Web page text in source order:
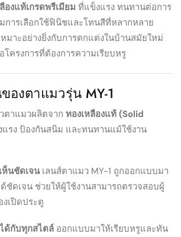
องแท้เกรดพรีเมียม ที่แข็งแรง ทนทานต่อการ
การเลือกใช้ฟินิชและโทนสีที่หลากหลาย
มาะอย่างยิ่งกับการตกแต่งในบ้านสมัยใหม่
โครงการที่ต้องการความเรียบหรู
งตาแมวรุ่น MY-1
ตาแมวผลิตจาก ทองเหลืองแท้ (Solid
รง ป้องกันสนิม และทนทานแม้ใช้งาน
ห็นชัดเจนเลนส์ตาแมว MY-1 ถูกออกแบบมา
ชัดเจน ช่วยให้ผู้ใช้งานสามารถตรวจสอบผู้
เปิดประตู
ด้กับทุกสไตล์ ออกแบบมาให้เรียบหรูและทัน